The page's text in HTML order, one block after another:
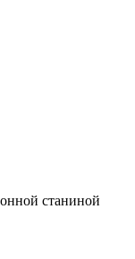
станиной